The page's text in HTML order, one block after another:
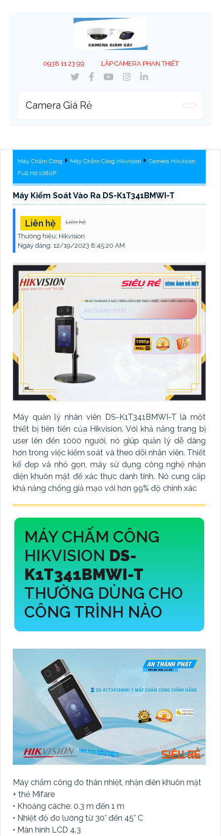
0938 11 23 99 LẮP CAMERA PHAN THIẾT
Camera Giá Rẻ
Máy Chấm Công Máy Chấm Công Hikvision
Camera Hikvision
Full Hd 1080P
Máy Kiểm Soát Vào Ra DS-K1T341BMWI-T
Liên hệ Liên hệ
Thương hiệu: Hikvision
Ngày đăng: 12/19/2023 8:45:20 AM
Máy quản lý nhân viên DS-K1T341BMWI-T là một
thiết bị tiên tiến của Hikvision. Với khả năng trang bị
user lên đến 1000 người, nó giúp quản lý dễ dàng
hơn trong việc kiểm soát và theo dõi nhân viên. Thiết
kế đẹp và nhỏ gọn, máy sử dụng công nghệ nhận
diện khuôn mặt để xác thực danh tính. Nó cung cấp
khả năng chống giả mạo với hơn 99% độ chính xác
MÁY CHẤM CÔNG
HIKVISION DS-
K1T341BMWI-T
THƯỜNG DÙNG CHO
CÔNG TRÌNH NÀO
Máy chấm công đo thân nhiệt, nhận diên khuôn mặt
+ thẻ Mifare
• Khoảng cáche: 0.3 m đến 1 m
• Nhiệt độ đo lường từ 30° đến 45° C
• Màn hình LCD 4.3